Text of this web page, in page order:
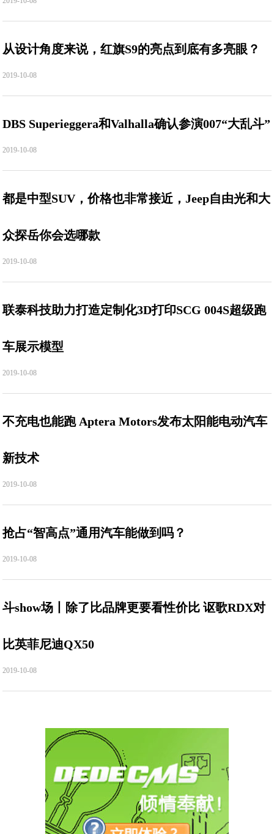
从设计角度来说，红旗S9的亮点到底有多亮眼？
2019-10-08
DBS Superieggera和Valhalla确认参演007“大乱斗”
2019-10-08
都是中型SUV，价格也非常接近，Jeep自由光和大
众探岳你会选哪款
2019-10-08
联泰科技助力打造定制化3D打印SCG 004S超级跑
车展示模型
2019-10-08
不充电也能跑 Aptera Motors发布太阳能电动汽车
新技术
2019-10-08
抢占“智高点”通用汽车能做到吗？
2019-10-08
斗show场丨除了比品牌更要看性价比 讴歌RDX对
比英菲尼迪QX50
2019-10-08